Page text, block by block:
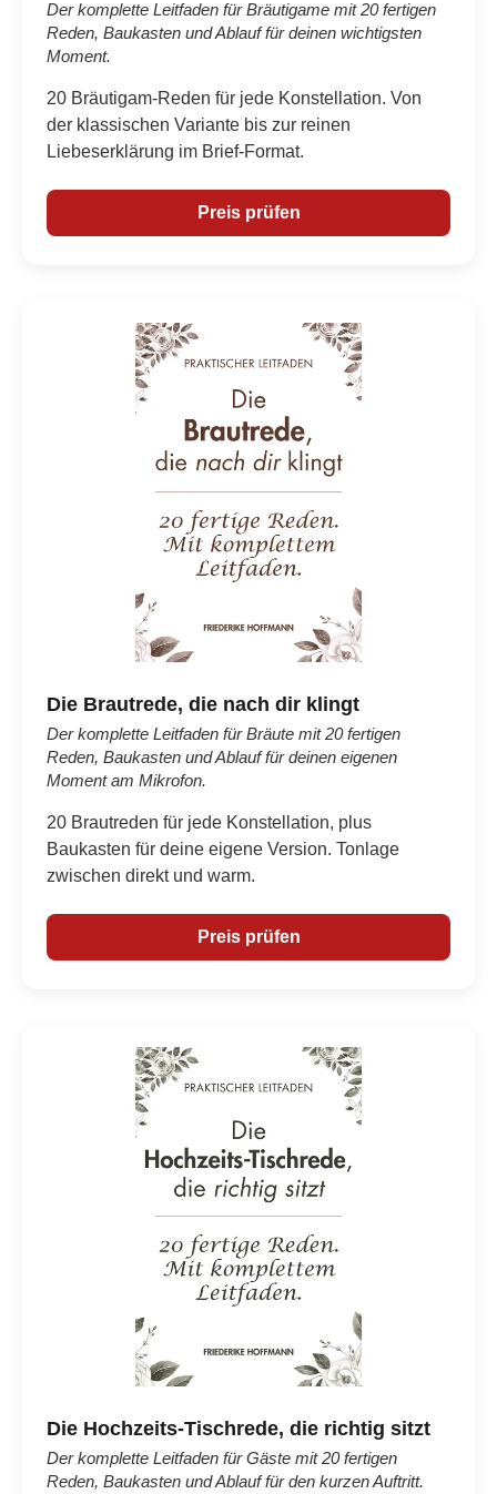
Der komplette Leitfaden für Bräutigame mit 20 fertigen
Reden, Baukasten und Ablauf für deinen wichtigsten
Moment.
20 Bräutigam-Reden für jede Konstellation. Von
der klassischen Variante bis zur reinen
Liebeserklärung im Brief-Format.
Preis prüfen
Die Brautrede, die nach dir klingt
Der komplette Leitfaden für Bräute mit 20 fertigen
Reden, Baukasten und Ablauf für deinen eigenen
Moment am Mikrofon.
20 Brautreden für jede Konstellation, plus
Baukasten für deine eigene Version. Tonlage
zwischen direkt und warm.
Preis prüfen
Die Hochzeits-Tischrede, die richtig sitzt
Der komplette Leitfaden für Gäste mit 20 fertigen
Reden, Baukasten und Ablauf für den kurzen Auftritt.